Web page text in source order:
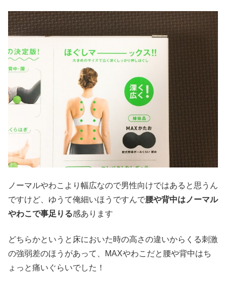
ノーマルやわこより幅広なので男性向けではあると思うん
ですけど、ゆうて俺細いほうですんで腰や背中はノーマル
やわこで事足りる感あります
どちらかというと床においた時の高さの違いからくる刺激
の強弱差のほうがあって、MAXやわこだと腰や背中はち
ょっと痛いぐらいでした！